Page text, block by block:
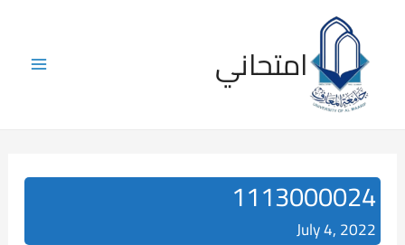
content
Main
امتحاني
1113000024
July 4, 2022